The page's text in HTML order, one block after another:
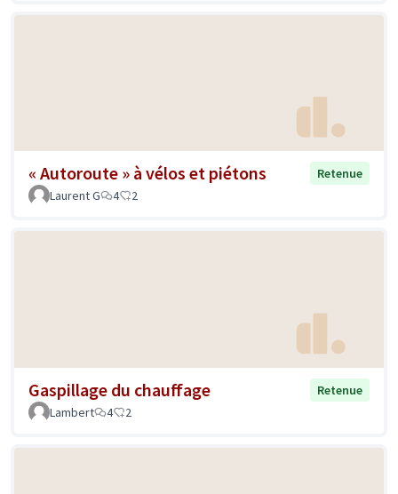
« Autoroute » à vélos et piétons
Retenue
Laurent G
4 2
Gaspillage du chauffage
Retenue
Lambert
4 2